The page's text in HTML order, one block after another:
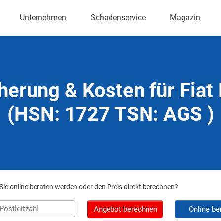
Unternehmen Schadenservice Magazin
& Kosten für Fiat
(HSN: 1727 TSN: AGS )
online beraten werden oder den Preis direkt berechnen?
Angebot berechnen Online